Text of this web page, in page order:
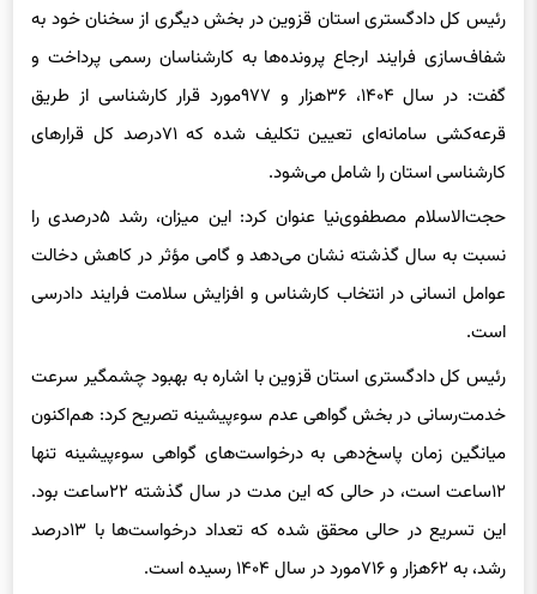
شفاف‌سازی فرایند ارجاع پرونده‌ها به کارشناسان رسمی پرداخت و
گفت: در سال ۱۴۰۴، ۳۶هزار و ۹۷۷مورد قرار کارشناسی از طریق
قرعه‌کشی سامانه‌ای تعیین تکلیف شده که ۷۱درصد کل قرارهای
کارشناسی استان را شامل می‌شود.
نسبت به سال گذشته نشان می‌دهد و گامی مؤثر در کاهش دخالت
عوامل انسانی در انتخاب کارشناس و افزایش سلامت فرایند دادرسی
است.
رئیس کل دادگستری استان قزوین با اشاره به بهبود چشمگیر سرعت
خدمت‌رسانی در بخش گواهی عدم سوءپیشینه تصریح کرد: هم‌اکنون
میانگین زمان پاسخ‌دهی به درخواست‌های گواهی سوءپیشینه تنها
۱۲ساعت است، در حالی که این مدت در سال گذشته ۲۲ساعت بود.
این تسریع در حالی محقق شده که تعداد درخواست‌ها با ۱۳درصد
رشد، به ۶۲هزار و ۷۱۶مورد در سال ۱۴۰۴ رسیده است.
وی در ادامه از توسعه سامانه هوشمند استعلامات مالی (سهام) خبر